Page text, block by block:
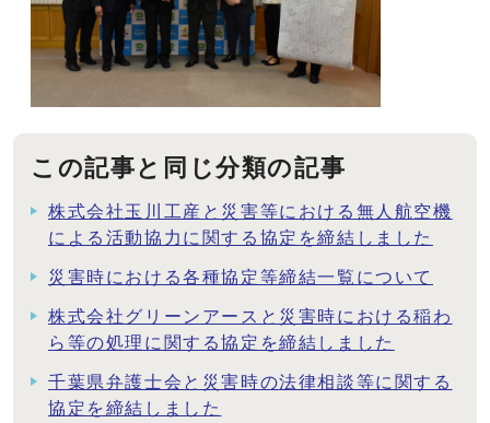
この記事と同じ分類の記事
株式会社玉川工産と災害等における無人航空機
による活動協力に関する協定を締結しました
災害時における各種協定等締結一覧について
株式会社グリーンアースと災害時における稲わ
ら等の処理に関する協定を締結しました
千葉県弁護士会と災害時の法律相談等に関する
協定を締結しました